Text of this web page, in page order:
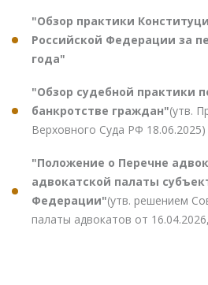
"Обзор практики
Российской Федерации за
года"
"Обзор судебной практики
банкротстве граждан"(утв.
Верховного Суда РФ
"Положение о Перечне
адвокатской палаты
Федерации"(утв. решением
палаты адвокатов от